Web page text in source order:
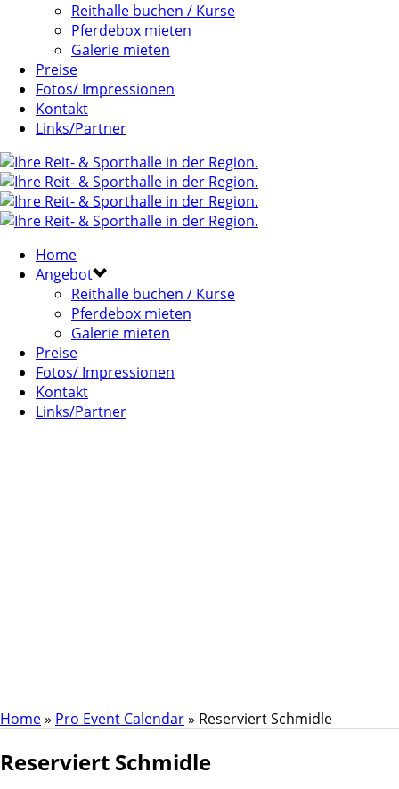
Reithalle buchen / Kurse
Pferdebox mieten
Galerie mieten
Preise
Fotos/ Impressionen
Kontakt
Links/Partner
Home
Angebot
Reithalle buchen / Kurse
Pferdebox mieten
Galerie mieten
Preise
Fotos/ Impressionen
Kontakt
Links/Partner
Home» Pro Event Calendar» Reserviert Schmidle
Reserviert Schmidle